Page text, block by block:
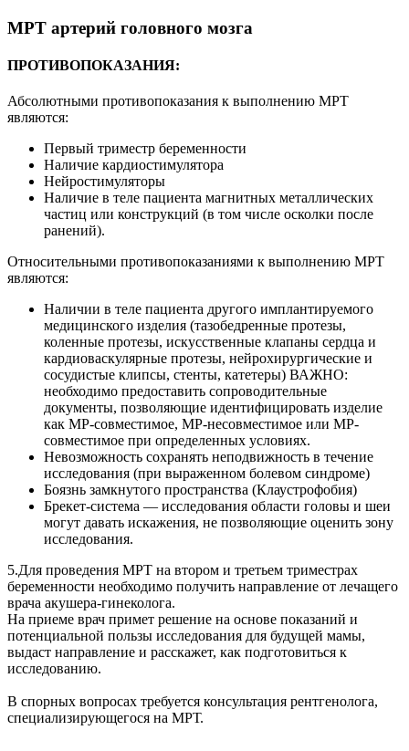
МРТ артерий головного мозга
ПРОТИВОПОКАЗАНИЯ:
Абсолютными противопоказания к выполнению МРТ
являются:
Первый триместр беременности
Наличие кардиостимулятора
Нейростимуляторы
Наличие в теле пациента магнитных металлических
частиц или конструкций (в том числе осколки после
ранений).
Относительными противопоказаниями к выполнению МРТ
являются:
Наличии в теле пациента другого имплантируемого
медицинского изделия (тазобедренные протезы,
коленные протезы, искусственные клапаны сердца и
кардиоваскулярные протезы, нейрохирургические и
сосудистые клипсы, стенты, катетеры) ВАЖНО:
необходимо предоставить сопроводительные
документы, позволяющие идентифицировать изделие
как МР-совместимое, МР-несовместимое или МР-
совместимое при определенных условиях.
Невозможность сохранять неподвижность в течение
исследования (при выраженном болевом синдроме)
Боязнь замкнутого пространства (Клаустрофобия)
Брекет-система — исследования области головы и шеи
могут давать искажения, не позволяющие оценить зону
исследования.
5.Для проведения МРТ на втором и третьем триместрах
беременности необходимо получить направление от лечащего
врача акушера-гинеколога.
На приеме врач примет решение на основе показаний и
потенциальной пользы исследования для будущей мамы,
выдаст направление и расскажет, как подготовиться к
исследованию.
В спорных вопросах требуется консультация рентгенолога,
специализирующегося на МРТ.